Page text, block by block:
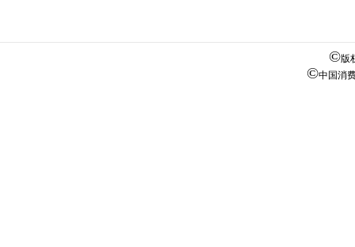
©版
©中国消